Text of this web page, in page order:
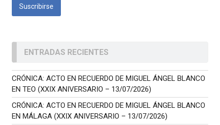
ENTRADAS RECIENTES
CRÓNICA: ACTO EN RECUERDO DE MIGUEL ÁNGEL BLANCO
EN TEO (XXIX ANIVERSARIO – 13/07/2026)
CRÓNICA: ACTO EN RECUERDO DE MIGUEL ÁNGEL BLANCO
EN MÁLAGA (XXIX ANIVERSARIO – 13/07/2026)